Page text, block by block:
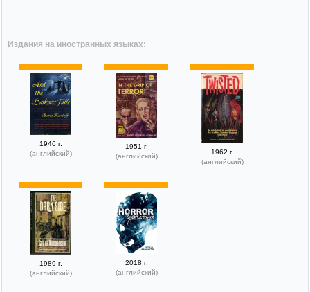
Издания на иностранных языках:
1946 г.
(английский)
1951 г.
(английский)
1962 г.
(английский)
1989 г.
(английский)
2018 г.
(английский)